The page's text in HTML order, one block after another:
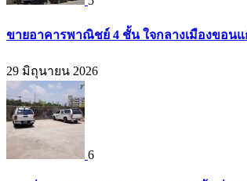
ขายอาคารพาณิชย์ 4 ชั้น ใจกลางเมืองขอนแ
29 มิถุนายน 2026
6